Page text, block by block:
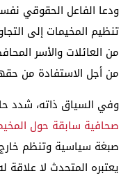
ودعا الفاعل الحقوقي
تنظيم المخيمات إلى
من العائلات والأسر
من أجل الاستفادة من
وفي السياق ذاته، شدد
صحافية سابقة حول
صبغة سياسية وتنظم خارج
يعتبره المتحدث لا علاقة